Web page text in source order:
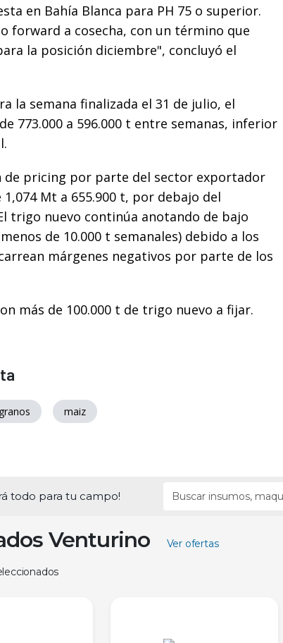
en Bahía Blanca para PH 75 o superior.
forward a cosecha, con un término que
la posición diciembre", concluyó el
la semana finalizada el 31 de julio, el
773.000 a 596.000 t entre semanas, inferior
de pricing por parte del sector exportador
Mt a 655.900 t, por debajo del
trigo nuevo continúa anotando de bajo
de 10.000 t semanales) debido a los
márgenes negativos por parte de los
más de 100.000 t de trigo nuevo a fijar.
maiz
todo para tu campo!
Venturino Ver ofertas